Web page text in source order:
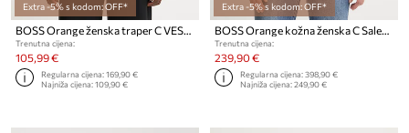
Extra -5% s kodom: OFF*
BOSS Orange ženska traper C VEST 1.0
Trenutna cijena:
105,99 €
Regularna cijena:169,90 €
Najniža cijena:109,90 €
Extra -5% s kodom: OFF*
BOSS Orange kožna ženska C Saleste1
Trenutna cijena:
239,90 €
Regularna cijena:398,90 €
Najniža cijena:249,90 €